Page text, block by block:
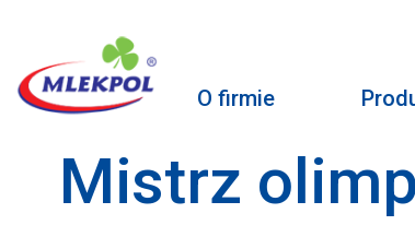
O firmie
Mistrz